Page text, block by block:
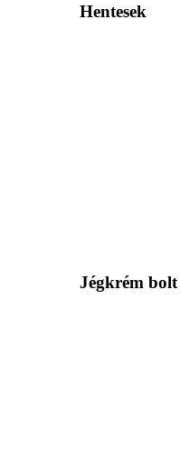
Hentesek
Jégkrém bolt